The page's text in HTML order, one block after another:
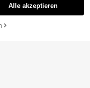
Alle akzeptieren